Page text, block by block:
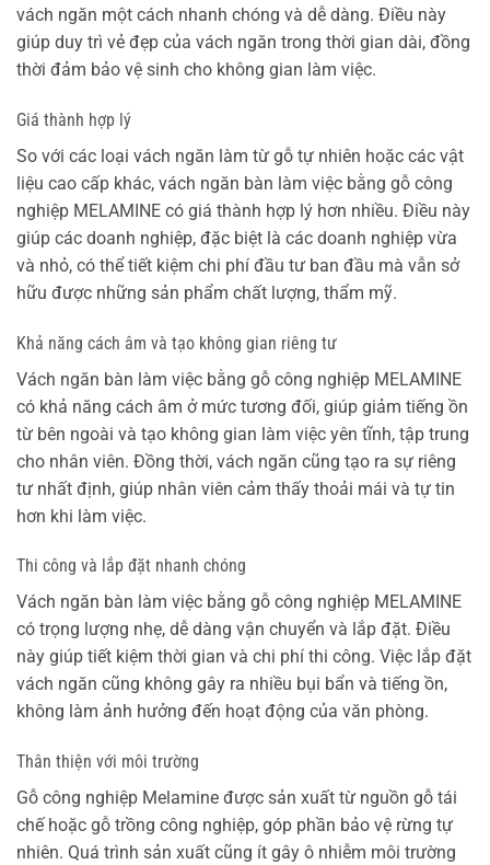
vách ngăn một cách nhanh chóng và dễ dàng. Điều này
giúp duy trì vẻ đẹp của vách ngăn trong thời gian dài, đồng
thời đảm bảo vệ sinh cho không gian làm việc.
Giá thành hợp lý
So với các loại vách ngăn làm từ gỗ tự nhiên hoặc các vật
liệu cao cấp khác, vách ngăn bàn làm việc bằng gỗ công
nghiệp MELAMINE có giá thành hợp lý hơn nhiều. Điều này
giúp các doanh nghiệp, đặc biệt là các doanh nghiệp vừa
và nhỏ, có thể tiết kiệm chi phí đầu tư ban đầu mà vẫn sở
hữu được những sản phẩm chất lượng, thẩm mỹ.
Khả năng cách âm và tạo không gian riêng tư
Vách ngăn bàn làm việc bằng gỗ công nghiệp MELAMINE
có khả năng cách âm ở mức tương đối, giúp giảm tiếng ồn
từ bên ngoài và tạo không gian làm việc yên tĩnh, tập trung
cho nhân viên. Đồng thời, vách ngăn cũng tạo ra sự riêng
tư nhất định, giúp nhân viên cảm thấy thoải mái và tự tin
hơn khi làm việc.
Thi công và lắp đặt nhanh chóng
Vách ngăn bàn làm việc bằng gỗ công nghiệp MELAMINE
có trọng lượng nhẹ, dễ dàng vận chuyển và lắp đặt. Điều
này giúp tiết kiệm thời gian và chi phí thi công. Việc lắp đặt
vách ngăn cũng không gây ra nhiều bụi bẩn và tiếng ồn,
không làm ảnh hưởng đến hoạt động của văn phòng.
Thân thiện với môi trường
Gỗ công nghiệp Melamine được sản xuất từ nguồn gỗ tái
chế hoặc gỗ trồng công nghiệp, góp phần bảo vệ rừng tự
nhiên. Quá trình sản xuất cũng ít gây ô nhiễm môi trường